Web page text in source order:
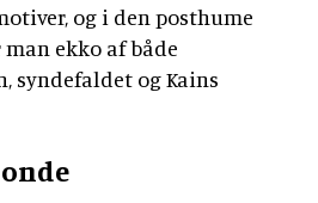
og i den posthume
ekko af både
syndefaldet og Kains